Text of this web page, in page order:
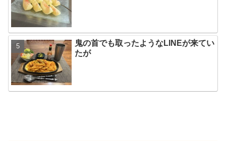
鬼の首でも取ったようなLINEが来てい
たが